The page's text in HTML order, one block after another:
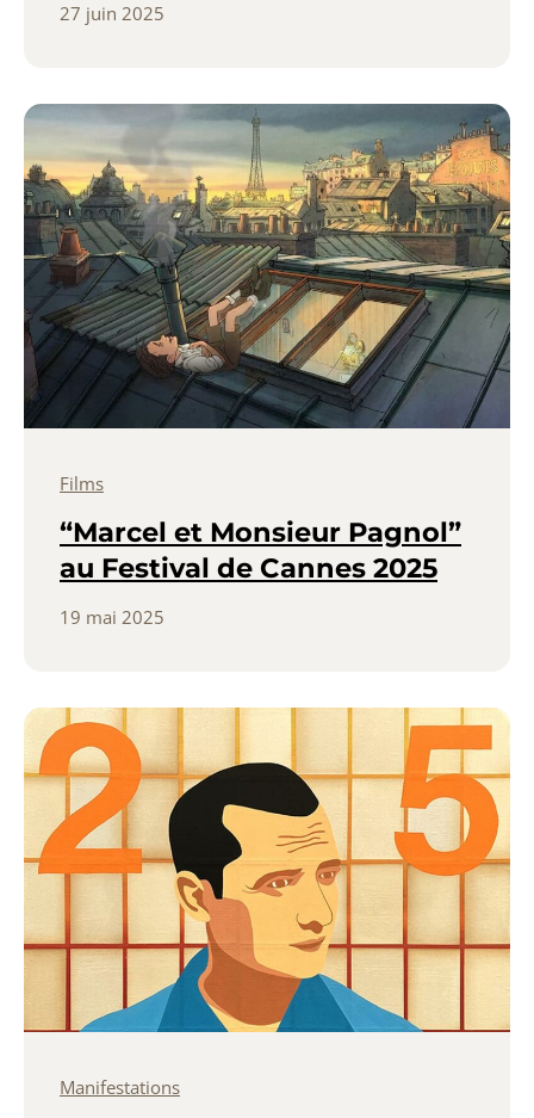
27 juin 2025
Films
“Marcel et Monsieur Pagnol”
au Festival de Cannes 2025
19 mai 2025
Manifestations